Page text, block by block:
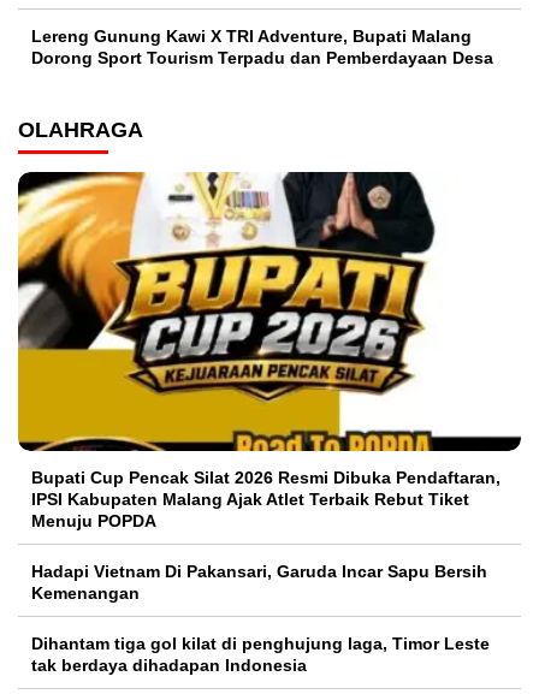
Lereng Gunung Kawi X TRI Adventure, Bupati Malang
Dorong Sport Tourism Terpadu dan Pemberdayaan Desa
OLAHRAGA
Bupati Cup Pencak Silat 2026 Resmi Dibuka Pendaftaran,
IPSI Kabupaten Malang Ajak Atlet Terbaik Rebut Tiket
Menuju POPDA
Hadapi Vietnam Di Pakansari, Garuda Incar Sapu Bersih
Kemenangan
Dihantam tiga gol kilat di penghujung laga, Timor Leste
tak berdaya dihadapan Indonesia